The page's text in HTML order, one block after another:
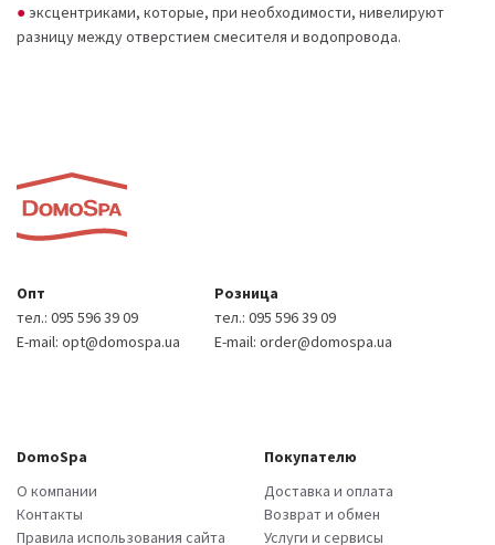
эксцентриками, которые, при необходимости, нивелируют
разницу между отверстием смесителя и водопровода.
Опт
тел.: 095 596 39 09
E-mail: opt@domospa.ua
Розница
тел.: 095 596 39 09
E-mail: order@domospa.ua
DomoSpa
О компании
Контакты
Правила использования сайта
Покупателю
Доставка и оплата
Возврат и обмен
Услуги и сервисы